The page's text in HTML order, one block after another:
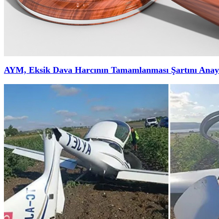
AYM, Eksik Dava Harcının Tamamlanması Şartını